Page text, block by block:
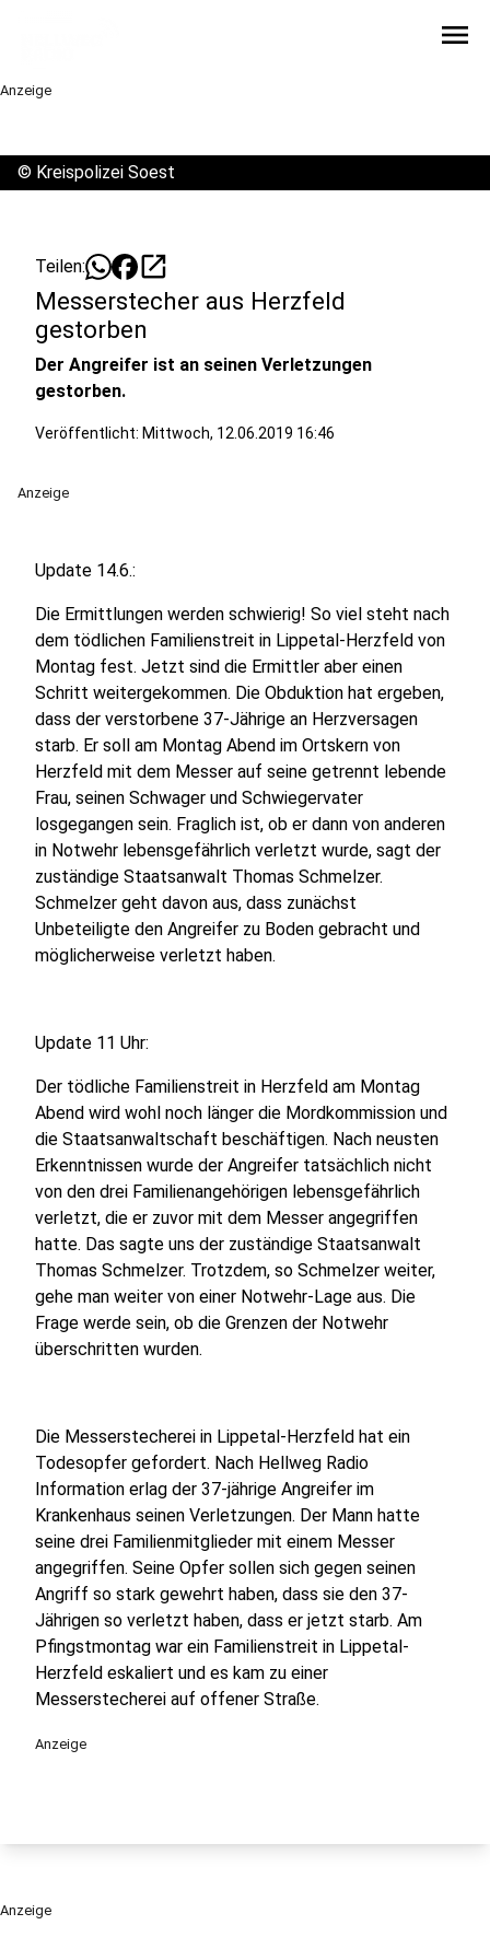
menu
Anzeige
© Kreispolizei Soest
Teilen: open_in_new
Messerstecher aus Herzfeld
gestorben
Der Angreifer ist an seinen Verletzungen
gestorben.
Veröffentlicht: Mittwoch, 12.06.2019 16:46
Anzeige
Update 14.6.:
Die Ermittlungen werden schwierig! So viel steht nach
dem tödlichen Familienstreit in Lippetal-Herzfeld von
Montag fest. Jetzt sind die Ermittler aber einen
Schritt weitergekommen. Die Obduktion hat ergeben,
dass der verstorbene 37-Jährige an Herzversagen
starb. Er soll am Montag Abend im Ortskern von
Herzfeld mit dem Messer auf seine getrennt lebende
Frau, seinen Schwager und Schwiegervater
losgegangen sein. Fraglich ist, ob er dann von anderen
in Notwehr lebensgefährlich verletzt wurde, sagt der
zuständige Staatsanwalt Thomas Schmelzer.
Schmelzer geht davon aus, dass zunächst
Unbeteiligte den Angreifer zu Boden gebracht und
möglicherweise verletzt haben.
Update 11 Uhr:
Der tödliche Familienstreit in Herzfeld am Montag
Abend wird wohl noch länger die Mordkommission und
die Staatsanwaltschaft beschäftigen. Nach neusten
Erkenntnissen wurde der Angreifer tatsächlich nicht
von den drei Familienangehörigen lebensgefährlich
verletzt, die er zuvor mit dem Messer angegriffen
hatte. Das sagte uns der zuständige Staatsanwalt
Thomas Schmelzer. Trotzdem, so Schmelzer weiter,
gehe man weiter von einer Notwehr-Lage aus. Die
Frage werde sein, ob die Grenzen der Notwehr
überschritten wurden.
Die Messerstecherei in Lippetal-Herzfeld hat ein
Todesopfer gefordert. Nach Hellweg Radio
Information erlag der 37-jährige Angreifer im
Krankenhaus seinen Verletzungen. Der Mann hatte
seine drei Familienmitglieder mit einem Messer
angegriffen. Seine Opfer sollen sich gegen seinen
Angriff so stark gewehrt haben, dass sie den 37-
Jährigen so verletzt haben, dass er jetzt starb. Am
Pfingstmontag war ein Familienstreit in Lippetal-
Herzfeld eskaliert und es kam zu einer
Messerstecherei auf offener Straße.
Anzeige
Anzeige